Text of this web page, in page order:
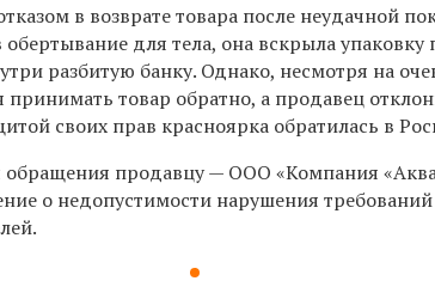
в возврате товара после неудачной
обертывание для тела, она вскрыла
разбитую банку. Однако, несмотря на
принимать товар обратно, а продавец
своих прав красноярка обратилась в
обращения продавцу — ООО «Компания
о недопустимости нарушения требований